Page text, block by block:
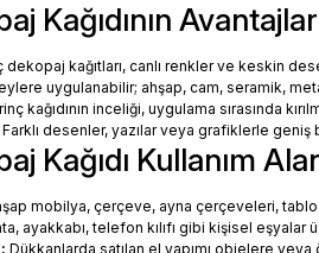
Kağıdının
dekopaj kağıtları, canlı renkler ve keskin
uygulanabilir; ahşap, cam, seramik,
kağıdının inceliği, uygulama sırasında
Farklı desenler, yazılar veya grafiklerle
Kağıdı Kullanım
mobilya, çerçeve, ayna çerçeveleri,
ayakkabı, telefon kılıfı gibi kişisel eşyalar
Dükkanlarda satılan el yapımı objelere